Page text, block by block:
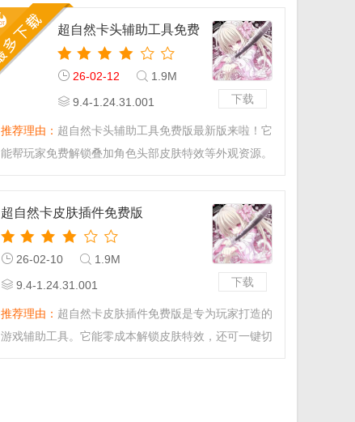
下载
超自然卡头辅助工具免费
版最新版
26-02-12
1.9M
9.4-1.24.31.001
推荐理由： 超自然卡头辅助工具免费版最新版来啦！它
能帮玩家免费解锁叠加角色头部皮肤特效等外观资源。
下载
超自然卡皮肤插件免费版
26-02-10
1.9M
9.4-1.24.31.001
推荐理由： 超自然卡皮肤插件免费版是专为玩家打造的
游戏辅助工具。它能零成本解锁皮肤特效，还可一键切